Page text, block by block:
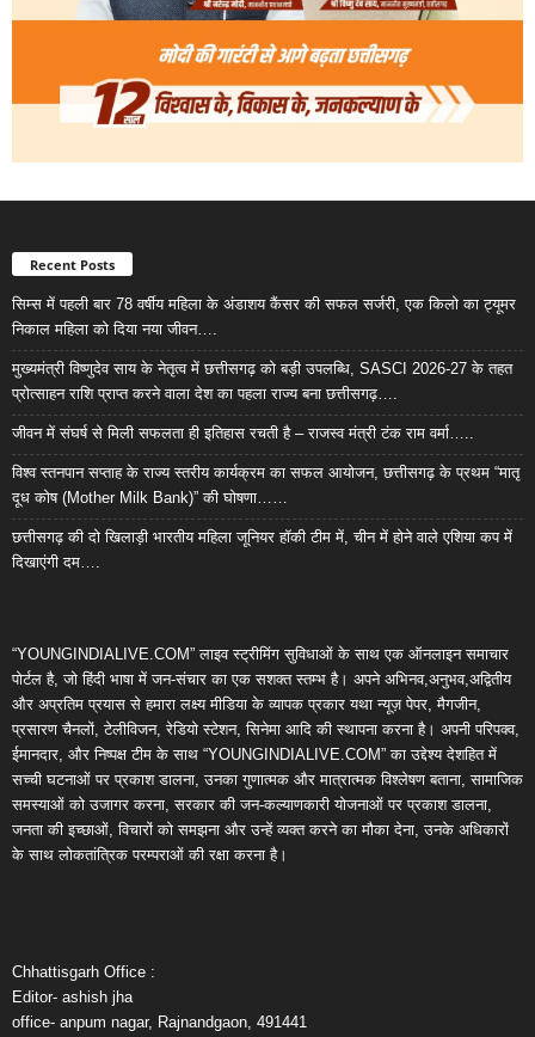
Recent Posts
सिम्स में पहली बार 78 वर्षीय महिला के अंडाशय कैंसर की सफल सर्जरी, एक किलो का ट्यूमर
निकाल महिला को दिया नया जीवन….
मुख्यमंत्री विष्णुदेव साय के नेतृत्व में छत्तीसगढ़ को बड़ी उपलब्धि, SASCI 2026-27 के तहत
प्रोत्साहन राशि प्राप्त करने वाला देश का पहला राज्य बना छत्तीसगढ़….
जीवन में संघर्ष से मिली सफलता ही इतिहास रचती है – राजस्व मंत्री टंक राम वर्मा…..
विश्व स्तनपान सप्ताह के राज्य स्तरीय कार्यक्रम का सफल आयोजन, छत्तीसगढ़ के प्रथम “मातृ
दूध कोष (Mother Milk Bank)” की घोषणा……
छत्तीसगढ़ की दो खिलाड़ी भारतीय महिला जूनियर हॉकी टीम में, चीन में होने वाले एशिया कप में
दिखाएंगी दम….
“YOUNGINDIALIVE.COM” लाइव स्ट्रीमिंग सुविधाओं के साथ एक ऑनलाइन समाचार
पोर्टल है, जो हिंदी भाषा में जन-संचार का एक सशक्त स्तम्भ है। अपने अभिनव,अनुभव,अद्वितीय
और अप्रतिम प्रयास से हमारा लक्ष्य मीडिया के व्यापक प्रकार यथा न्यूज़ पेपर, मैगजीन,
प्रसारण चैनलों, टेलीविजन, रेडियो स्टेशन, सिनेमा आदि की स्थापना करना है। अपनी परिपक्व,
ईमानदार, और निष्पक्ष टीम के साथ “YOUNGINDIALIVE.COM” का उद्देश्य देशहित में
सच्ची घटनाओं पर प्रकाश डालना, उनका गुणात्मक और मात्रात्मक विश्लेषण बताना, सामाजिक
समस्याओं को उजागर करना, सरकार की जन-कल्याणकारी योजनाओं पर प्रकाश डालना,
जनता की इच्छाओं, विचारों को समझना और उन्हें व्यक्त करने का मौका देना, उनके अधिकारों
के साथ लोकतांत्रिक परम्पराओं की रक्षा करना है।
Chhattisgarh Office :
Editor- ashish jha
office- anpum nagar, Rajnandgaon, 491441